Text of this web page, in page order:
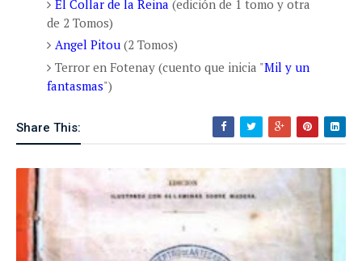
El Collar de la Reina (edición de 1 tomo y otra
de 2 Tomos)
Angel Pitou(2 Tomos)
Terror en Fotenay (cuento que inicia "Mil y un
fantasmas")
Share This: